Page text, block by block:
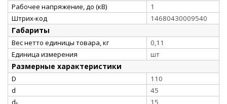
Рабочее напряжение, до (кВ)
1
Штрих-код
14680430009540
Габариты
Вес нетто единицы товара, кг
0,11
Единица измерения
шт
Размерные характеристики
D
110
d
45
d₁
15